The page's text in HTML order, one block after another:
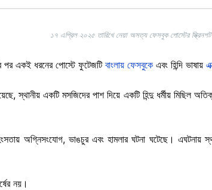
১৭ এপ্রিল ২০২৫ তারিখে নেয়া অসত্য ফেসবুক পোস্টের স্ক্রিনশট
পর একই ধরনের পোস্টে ফুটেজটি বাংলায় ফেসবুকে এবং হিন্দি ভাষায়
স্থানীয় একটি মসজিদের পাশ দিয়ে একটি হিন্দু ধর্মীয় মিছিল
অগ্নিসংযোগ, ভাঙচুর এবং হামলার ঘটনা ঘটেছে। এঘটনায়
নয়।